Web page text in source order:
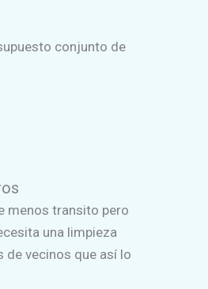
conjunto de
menos transito pero
una limpieza
de vecinos que así lo